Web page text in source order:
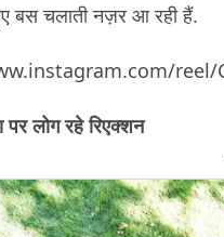
बस चलाती नज़र आ रही हैं.
reel/
पर लोग रहे रिएक्शन